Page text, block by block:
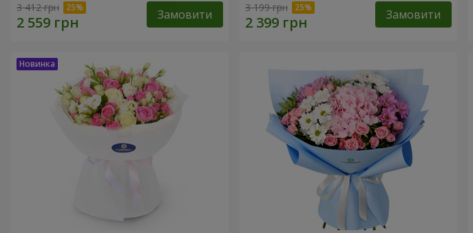
3 412 грн Замовити 3 199 грн Замовити